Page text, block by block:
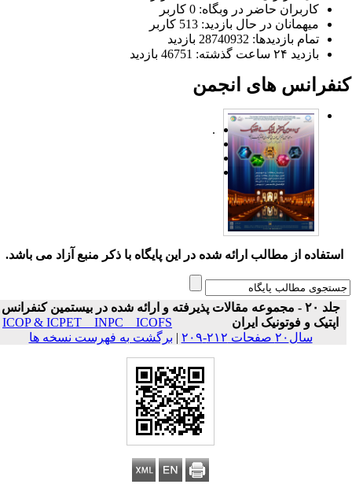
کاربران حاضر در وبگاه: 0 کاربر
میهمانان در حال بازدید: 513 کاربر
تمام بازدید‌ها: 28740932 بازدید
بازدید ۲۴ ساعت گذشته: 46751 بازدید
های انجمن
.
استفاده از مطالب ارائه شده در این پایگاه با ذکر منبع آزاد می باشد.
جلد ۲۰ - مجموعه مقالات پذیرفته و ارائه شده در بیستمین کنفرانس
اپتیک و فوتونیک ایران
ICOP & ICPET _ INPC _ ICOFS
سال۲۰ صفحات ۲۱۲-۲۰۹
|برگشت به فهرست نسخه ها